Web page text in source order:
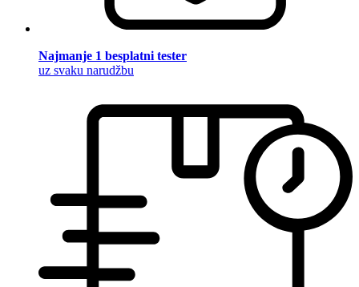
Najmanje 1 besplatni tester
uz svaku narudžbu